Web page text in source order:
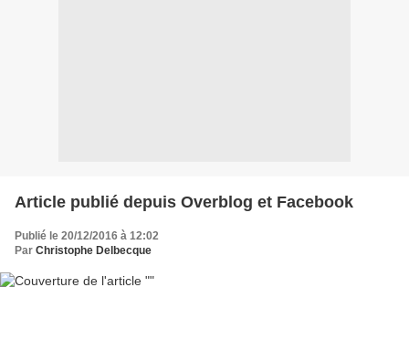
Article publié depuis Overblog et Facebook
Publié le 20/12/2016 à 12:02
Par Christophe Delbecque